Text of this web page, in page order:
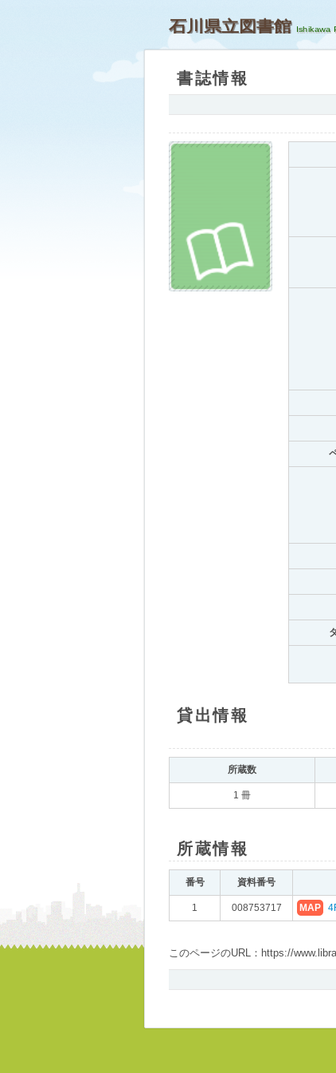
石川県立図書館
書誌情報
貸出情報
所蔵数
1 冊
所蔵情報
番号 資料番号
1 008753717 MAP
このページのURL：https://